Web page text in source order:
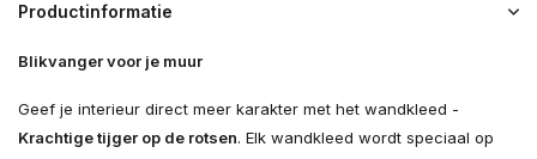
Productinformatie
Blikvanger voor je muur
Geef je interieur direct meer karakter met het wandkleed -
Krachtige tijger op de rotsen. Elk wandkleed wordt speciaal op